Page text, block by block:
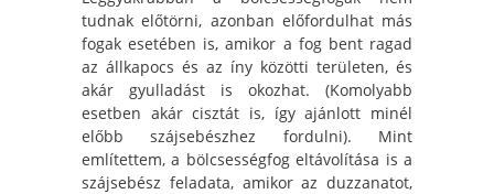
tudnak előtörni, azonban előfordulhat más
fogak esetében is, amikor a fog bent ragad
az állkapocs és az íny közötti területen, és
akár gyulladást is okozhat. (Komolyabb
esetben akár cisztát is, így ajánlott minél
előbb szájsebészhez fordulni). Mint
említettem, a bölcsességfog eltávolítása is a
szájsebész feladata, amikor az duzzanatot,